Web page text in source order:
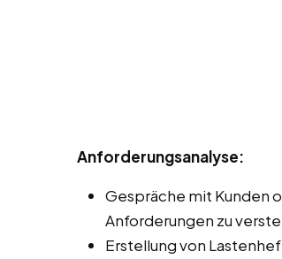
Anforderungsanalyse:
Gespräche mit Kunden
Anforderungen zu
Erstellung von